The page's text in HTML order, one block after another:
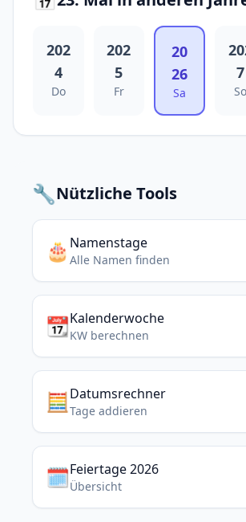
202
4
Do
202
5
Fr
20
26
Sa
7
So
🔧Nützliche Tools
🎂 Namenstage
Alle Namen finden
📆Kalenderwoche
KW berechnen
🧮Datumsrechner
Tage addieren
🗓️Feiertage 2026
Übersicht